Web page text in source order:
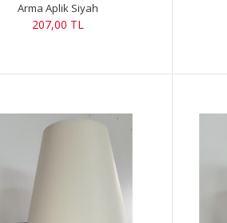
Arma Aplik Siyah
207,00 TL